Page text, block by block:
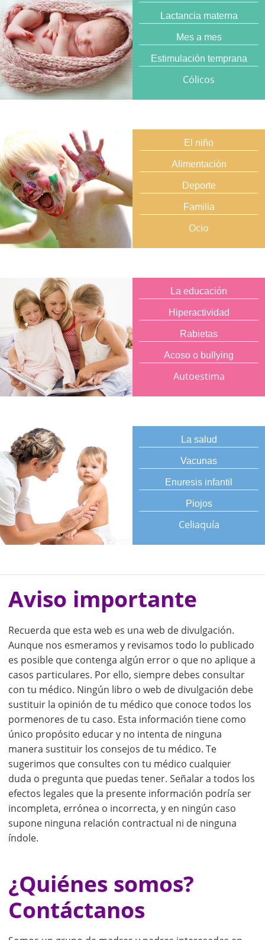
Lactancia materna
Mes a mes
Estimulación temprana
Cólicos
El niño
Alimentación
Deporte
Familia
Ocio
La educación
Hiperactividad
Rabietas
Acoso o bullying
Autoestima
La salud
Vacunas
Enuresis infantil
Piojos
Celiaquía
Aviso importante
Recuerda que esta web es una web de divulgación.
Aunque nos esmeramos y revisamos todo lo publicado
es posible que contenga algún error o que no aplique a
casos particulares. Por ello, siempre debes consultar
con tu médico. Ningún libro o web de divulgación debe
sustituir la opinión de tu médico que conoce todos los
pormenores de tu caso. Esta información tiene como
único propósito educar y no intenta de ninguna
manera sustituir los consejos de tu médico. Te
sugerimos que consultes con tu médico cualquier
duda o pregunta que puedas tener. Señalar a todos los
efectos legales que la presente información podría ser
incompleta, errónea o incorrecta, y en ningún caso
supone ninguna relación contractual ni de ninguna
índole.
¿Quiénes somos?
Contáctanos